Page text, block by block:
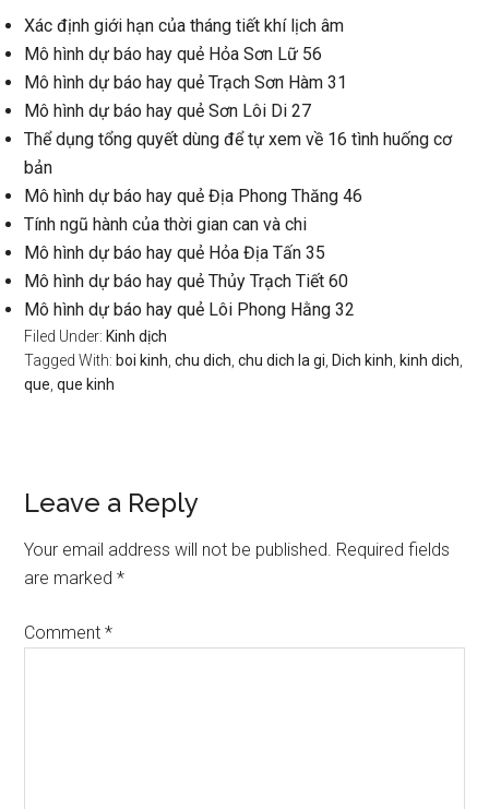
Xác định giới hạn của tháng tiết khí lịch âm
Mô hình dự báo hay quẻ Hỏa Sơn Lữ 56
Mô hình dự báo hay quẻ Trạch Sơn Hàm 31
Mô hình dự báo hay quẻ Sơn Lôi Di 27
Thể dụng tổng quyết dùng để tự xem về 16 tình huống cơ
bản
Mô hình dự báo hay quẻ Địa Phong Thăng 46
Tính ngũ hành của thời gian can và chi
Mô hình dự báo hay quẻ Hỏa Địa Tấn 35
Mô hình dự báo hay quẻ Thủy Trạch Tiết 60
Mô hình dự báo hay quẻ Lôi Phong Hằng 32
Filed Under: Kinh dịch
Tagged With: boi kinh ,chu dich ,chu dich la gi Dich kinh kinh dich
que ,que kinh
Reader
Interactions
Leave a Reply
Your email address will not be published. Required fields
are marked*
Comment*